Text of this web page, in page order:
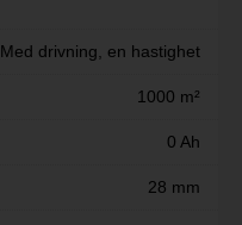
Med drivning, en hastighet
1000 m²
0 Ah
28 mm